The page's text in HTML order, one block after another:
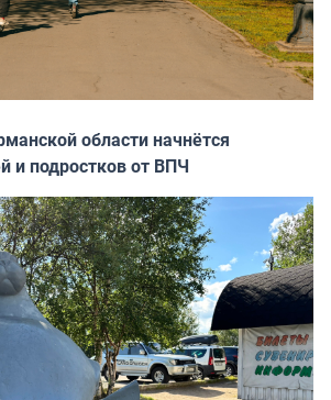
области начнётся
и подростков от ВПЧ